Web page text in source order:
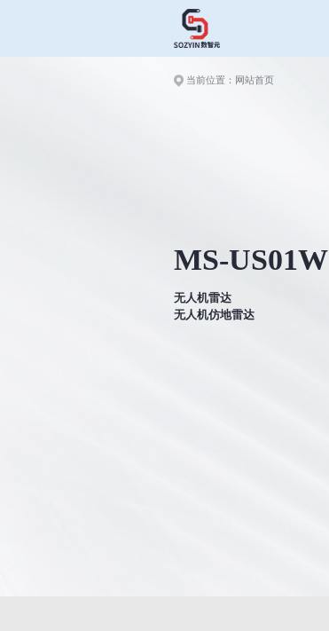
当前位置： 网站首页
MS-US01W
无人机雷达
无人机仿地雷达